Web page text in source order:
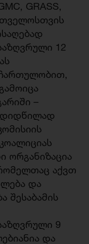
GRASS,
12
–
დიდწილად
ორგანიზაცია
რომელთაც აქვთ
და
შესაბამის
9
და